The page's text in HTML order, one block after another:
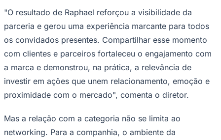
"O resultado de Raphael reforçou a visibilidade da
parceria e gerou uma experiência marcante para todos
os convidados presentes. Compartilhar esse momento
com clientes e parceiros fortaleceu o engajamento com
a marca e demonstrou, na prática, a relevância de
investir em ações que unem relacionamento, emoção e
proximidade com o mercado", comenta o diretor.
Mas a relação com a categoria não se limita ao
networking. Para a companhia, o ambiente da